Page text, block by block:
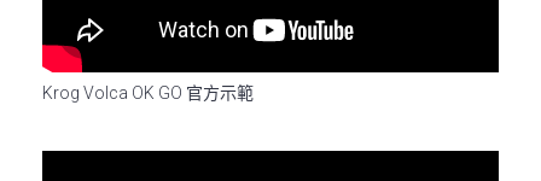
Krog Volca OK GO 官方示範